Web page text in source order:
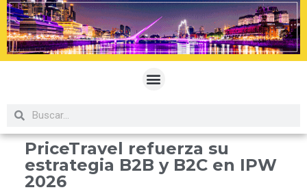
PriceTravel refuerza su
estrategia B2B y B2C en IPW
2026